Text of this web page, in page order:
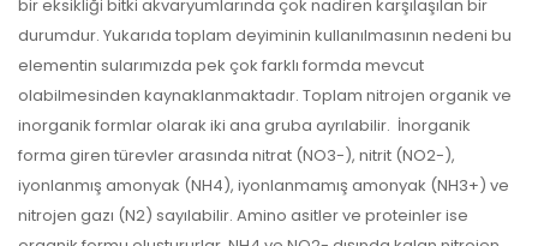
bir eksikliği bitki akvaryumlarında çok nadiren karşılaşılan bir
durumdur. Yukarıda toplam deyiminin kullanılmasının nedeni bu
elementin sularımızda pek çok farklı formda mevcut
olabilmesinden kaynaklanmaktadır. Toplam nitrojen organik ve
inorganik formlar olarak iki ana gruba ayrılabilir. İnorganik
forma giren türevler arasında nitrat (NO3-), nitrit (NO2-),
iyonlanmış amonyak (NH4), iyonlanmamış amonyak (NH3+) ve
nitrojen gazı (N2) sayılabilir. Amino asitler ve proteinler ise